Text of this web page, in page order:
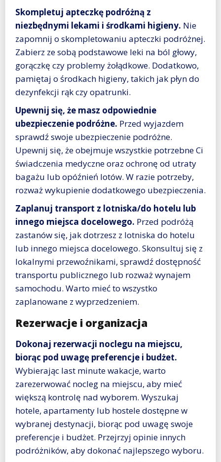
Skompletuj apteczkę podróżną z
niezbędnymi lekami i środkami higieny. Nie
zapomnij o skompletowaniu apteczki podróżnej.
Zabierz ze sobą podstawowe leki na ból głowy,
gorączkę czy problemy żołądkowe. Dodatkowo,
pamiętaj o środkach higieny, takich jak płyn do
dezynfekcji rąk czy opatrunki.
Upewnij się, że masz odpowiednie
ubezpieczenie podróżne. Przed wyjazdem
sprawdź swoje ubezpieczenie podróżne.
Upewnij się, że obejmuje wszystkie potrzebne Ci
świadczenia medyczne oraz ochronę od utraty
bagażu lub opóźnień lotów. W razie potrzeby,
rozważ wykupienie dodatkowego ubezpieczenia.
Zaplanuj transport z lotniska/do hotelu lub
innego miejsca docelowego. Przed podróżą
zastanów się, jak dotrzesz z lotniska do hotelu
lub innego miejsca docelowego. Skonsultuj się z
lokalnymi przewoźnikami, sprawdź dostępność
transportu publicznego lub rozważ wynajem
samochodu. Warto mieć to wszystko
zaplanowane z wyprzedzeniem.
Rezerwacje i organizacja
Dokonaj rezerwacji noclegu na miejscu,
biorąc pod uwagę preferencje i budżet.
Wybierając last minute wakacje, warto
zarezerwować nocleg na miejscu, aby mieć
większą kontrolę nad wyborem. Wyszukaj
hotele, apartamenty lub hostele dostępne w
wybranej destynacji, biorąc pod uwagę swoje
preferencje i budżet. Przejrzyj opinie innych
podróżników, aby dokonać najlepszego wyboru.